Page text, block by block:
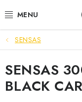
na
NOVINKY 2026
LETNÉ ZĽAVY
HALDORADO
SENSAS
SENSAS
BLACK